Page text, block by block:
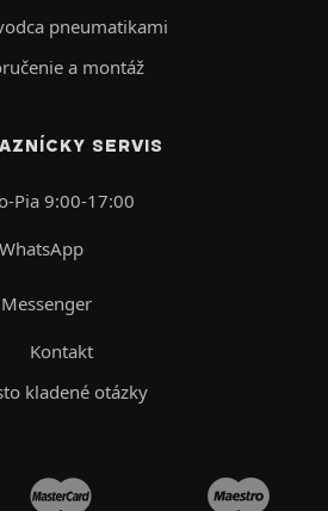
pneumatikami
a montáž
SERVIS
Pia 9:00-17:00
WhatsApp
Messenger
Kontakt
kladené otázky